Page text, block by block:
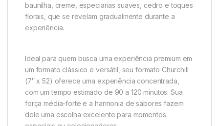
baunilha, creme, especiarias suaves, cedro e toques
florais, que se revelam gradualmente durante a
experiência.
Ideal para quem busca uma experiência premium em
um formato clássico e versátil, seu formato Churchill
(7″ x 52) oferece uma experiência concentrada,
com um tempo estimado de 90 a 120 minutos. Sua
força média-forte e a harmonia de sabores fazem
dele uma escolha excelente para momentos